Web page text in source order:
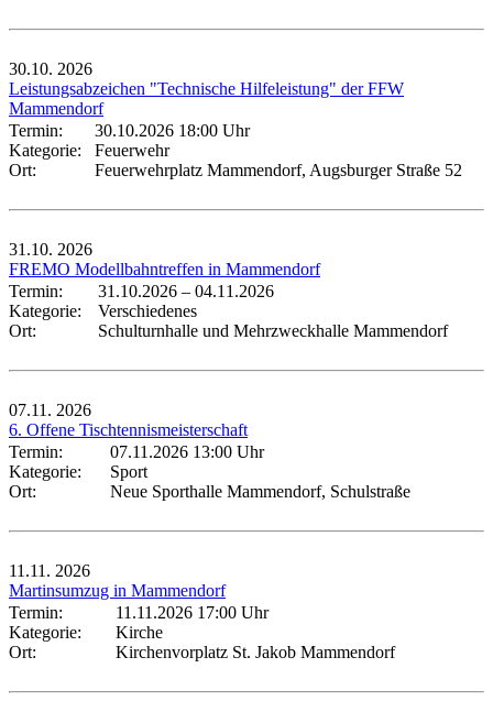
30.10. 2026
Leistungsabzeichen "Technische Hilfeleistung" der FFW
Mammendorf
Termin:
30.10.2026 18:00 Uhr
Kategorie:
Feuerwehr
Ort:
Feuerwehrplatz Mammendorf, Augsburger Straße 52
31.10. 2026
FREMO Modellbahntreffen in Mammendorf
Termin:
31.10.2026 – 04.11.2026
Kategorie:
Verschiedenes
Ort:
Schulturnhalle und Mehrzweckhalle Mammendorf
07.11. 2026
6. Offene Tischtennismeisterschaft
Termin:
07.11.2026 13:00 Uhr
Kategorie:
Sport
Ort:
Neue Sporthalle Mammendorf, Schulstraße
11.11. 2026
Martinsumzug in Mammendorf
Termin:
11.11.2026 17:00 Uhr
Kategorie:
Kirche
Ort:
Kirchenvorplatz St. Jakob Mammendorf